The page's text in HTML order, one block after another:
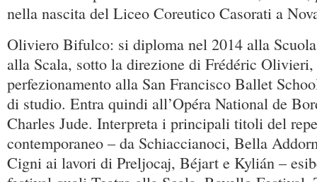
nella nascita del Liceo Coreutico Casorati a
Oliviero Bifulco: si diploma nel 2014 alla
alla Scala, sotto la direzione di Frédéric
perfezionamento alla San Francisco Ballet
di studio. Entra quindi all’Opéra National de
Charles Jude. Interpreta i principali titoli del
contemporaneo – da Schiaccianoci, Bella
Cigni ai lavori di Preljocaj, Béjart e Kylián –